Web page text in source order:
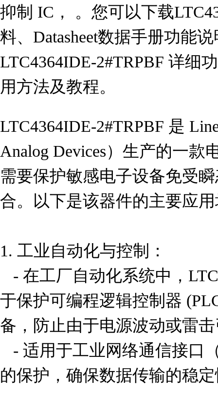
抑制 IC， 。您可以下载
料、Datasheet数据手册功能
LTC4364IDE-2#TRPBF 详细
用方法及教程。
LTC4364IDE-2#TRPBF 是
Analog Devices）生产的一款
需要保护敏感电子设备免受
合。以下是该器件的主要应
1. 工业自动化与控制：
于保护可编程逻辑控制器
备，防止由于电源波动或雷
的保护，确保数据传输的稳